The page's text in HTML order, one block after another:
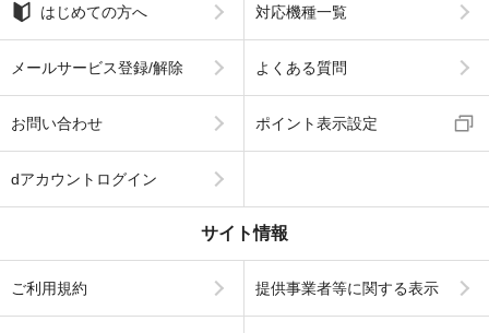
はじめての方へ 対応機種一覧
メールサービス登録/解除 よくある質問
お問い合わせ ポイント表示設定
dアカウントログイン
サイト情報
ご利用規約 提供事業者等に関する表示